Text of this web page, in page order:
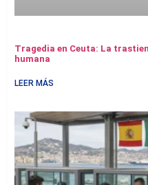
Tragedia en Ceuta: La
humana
LEER MÁS